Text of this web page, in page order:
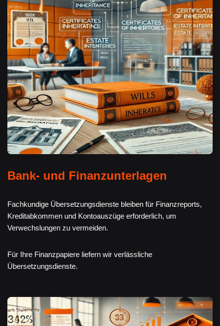
Bank- und Finanzunterlagen
Fachkundige Übersetzungsdienste bleiben für Finanzreports,
Kreditabkommen und Kontoauszüge erforderlich, um
Verwechslungen zu vermeiden.
Für Ihre Finanzpapiere liefern wir verlässliche
Übersetzungsdienste.